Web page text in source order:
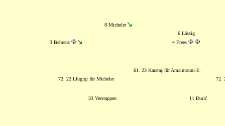
8 Micheler
6 Lässig
3 Behrens
4 Frees
61. 23 Karataş für Amaimouni-E.
72. 22 Llugiqi für Micheler
72.
33 Verstappen 11 Đurić